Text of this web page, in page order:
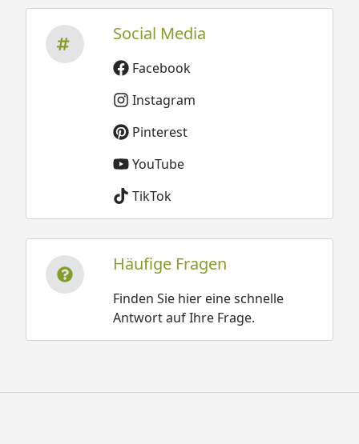
Social Media
Facebook
Instagram
Pinterest
YouTube
TikTok
Häufige Fragen
Finden Sie hier eine schnelle
Antwort auf Ihre Frage.